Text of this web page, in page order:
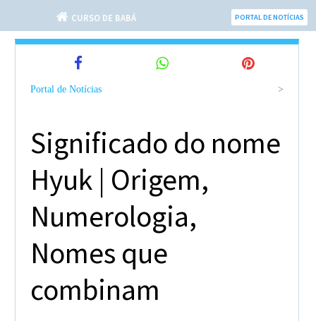
CURSO DE BABÁ PORTAL DE NOTÍCIAS
Portal de Notícias >
Significado do nome
Hyuk | Origem,
Numerologia,
Nomes que
combinam